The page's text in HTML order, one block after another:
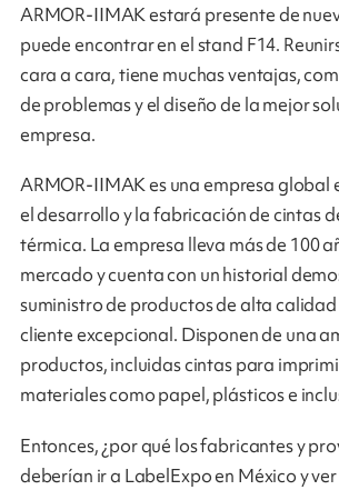
ARMOR-IIMAK estará presente de
puede encontrar en el stand F14.
cara a cara, tiene muchas ventajas,
de problemas y el diseño de la mejor
empresa.
ARMOR-IIMAK es una empresa global
el desarrollo y la fabricación de cintas
térmica. La empresa lleva más de 100
mercado y cuenta con un historial
suministro de productos de alta calidad
cliente excepcional. Disponen de una
productos, incluidas cintas para
materiales como papel, plásticos e
Entonces, ¿por qué los fabricantes y
deberían ir a LabelExpo en México y